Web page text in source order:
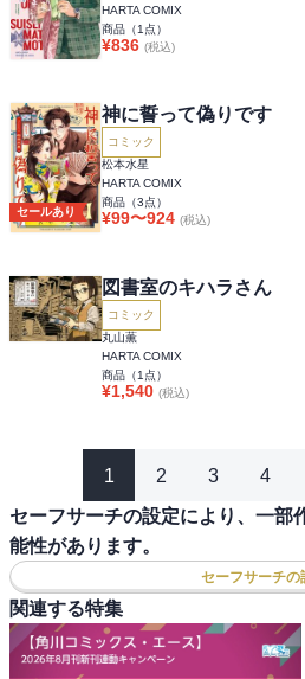
HARTA COMIX
商品（1 点）
¥836 (税込)
セールあり
神に誓って偽りです
コミック
松本水星
HARTA COMIX
商品（3点）
¥99〜924 (税込)
図書室のキハラさん
コミック
丸山薫
HARTA COMIX
商品（1 点）
¥1,540 (税込)
1 2 3 4
セーフサーチの設定により、一部
能性があります。
セーフサーチの
関連する特集